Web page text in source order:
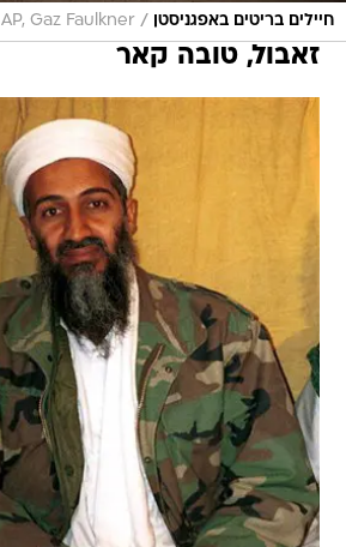
חיילים בריטים באפגניסטן /
AP, Gaz Faulkner
זאבול, טובה קאר